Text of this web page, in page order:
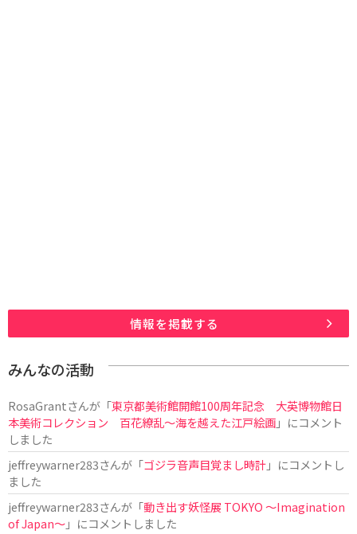
情報を掲載する
みんなの活動
RosaGrantさんが「東京都美術館開館100周年記念 大英博物館日
本美術コレクション 百花繚乱～海を越えた江戸絵画」にコメント
しました
jeffreywarner283さんが「ゴジラ音声目覚まし時計」にコメントし
ました
jeffreywarner283さんが「動き出す妖怪展 TOKYO 〜Imagination
of Japan〜」にコメントしました